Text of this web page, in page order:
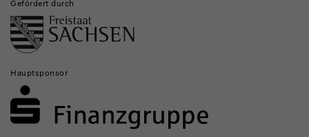
Gefördert durch
Hauptsponsor